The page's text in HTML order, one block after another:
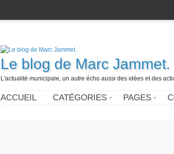
Le blog de Marc Jammet.
L'actualité municipale, un autre écho aussi des idées et des
ACCUEIL CATÉGORIES PAGES